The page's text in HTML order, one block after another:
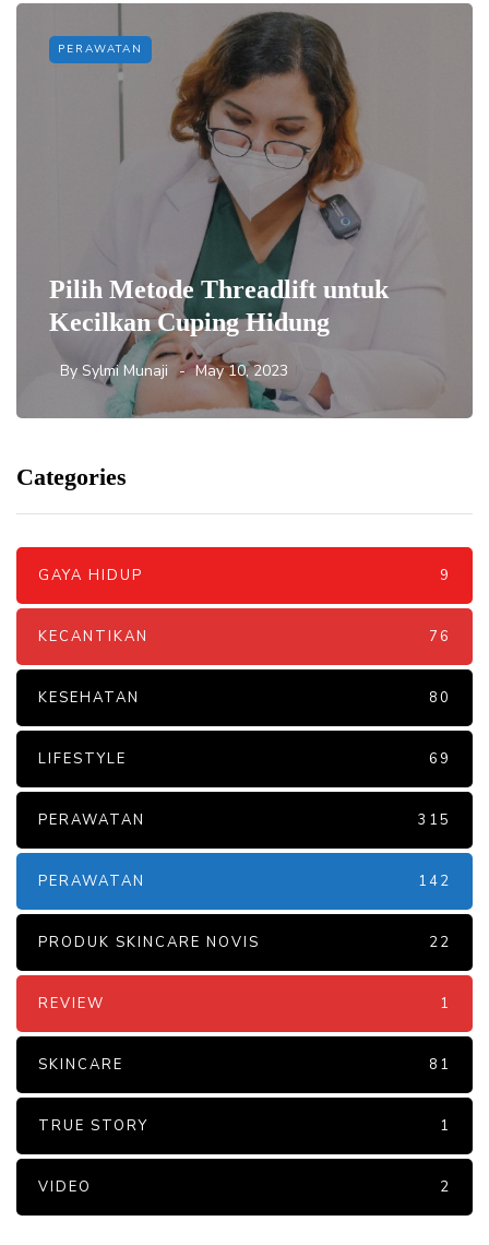
PERAWATAN
Pilih Metode Threadlift untuk
Kecilkan Cuping Hidung
By Sylmi Munaji May 10, 2023
Categories
GAYA HIDUP 9
KECANTIKAN 76
KESEHATAN 80
LIFESTYLE 69
PERAWATAN 315
PERAWATAN 142
PRODUK SKINCARE NOVIS 22
REVIEW 1
SKINCARE 81
TRUE STORY 1
VIDEO 2